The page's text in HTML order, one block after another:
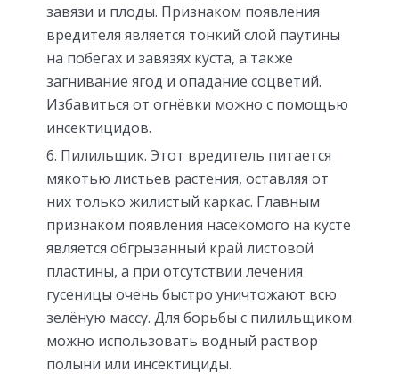
завязи и плоды. Признаком появления
вредителя является тонкий слой паутины
на побегах и завязях куста, а также
загнивание ягод и опадание соцветий.
Избавиться от огнёвки можно с помощью
инсектицидов.
Пилильщик. Этот вредитель питается
мякотью листьев растения, оставляя от
них только жилистый каркас. Главным
признаком появления насекомого на кусте
является обгрызанный край листовой
пластины, а при отсутствии лечения
гусеницы очень быстро уничтожают всю
зелёную массу. Для борьбы с пилильщиком
можно использовать водный раствор
полыни или инсектициды.